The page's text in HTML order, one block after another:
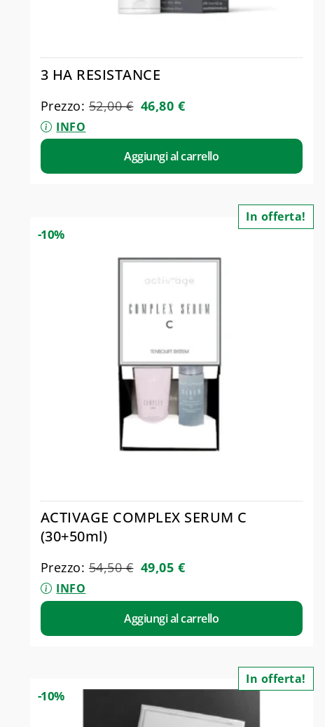
3 HA RESISTANCE
Prezzo: 52,00€ 46,80 €
INFO
Aggiungi al carrello
ACTIVAGE COMPLEX SERUM C
(30+50ml)
Prezzo: 54,50€ 49,05 €
INFO
Aggiungi al carrello
In offerta!
-10%
In offerta!
-10%